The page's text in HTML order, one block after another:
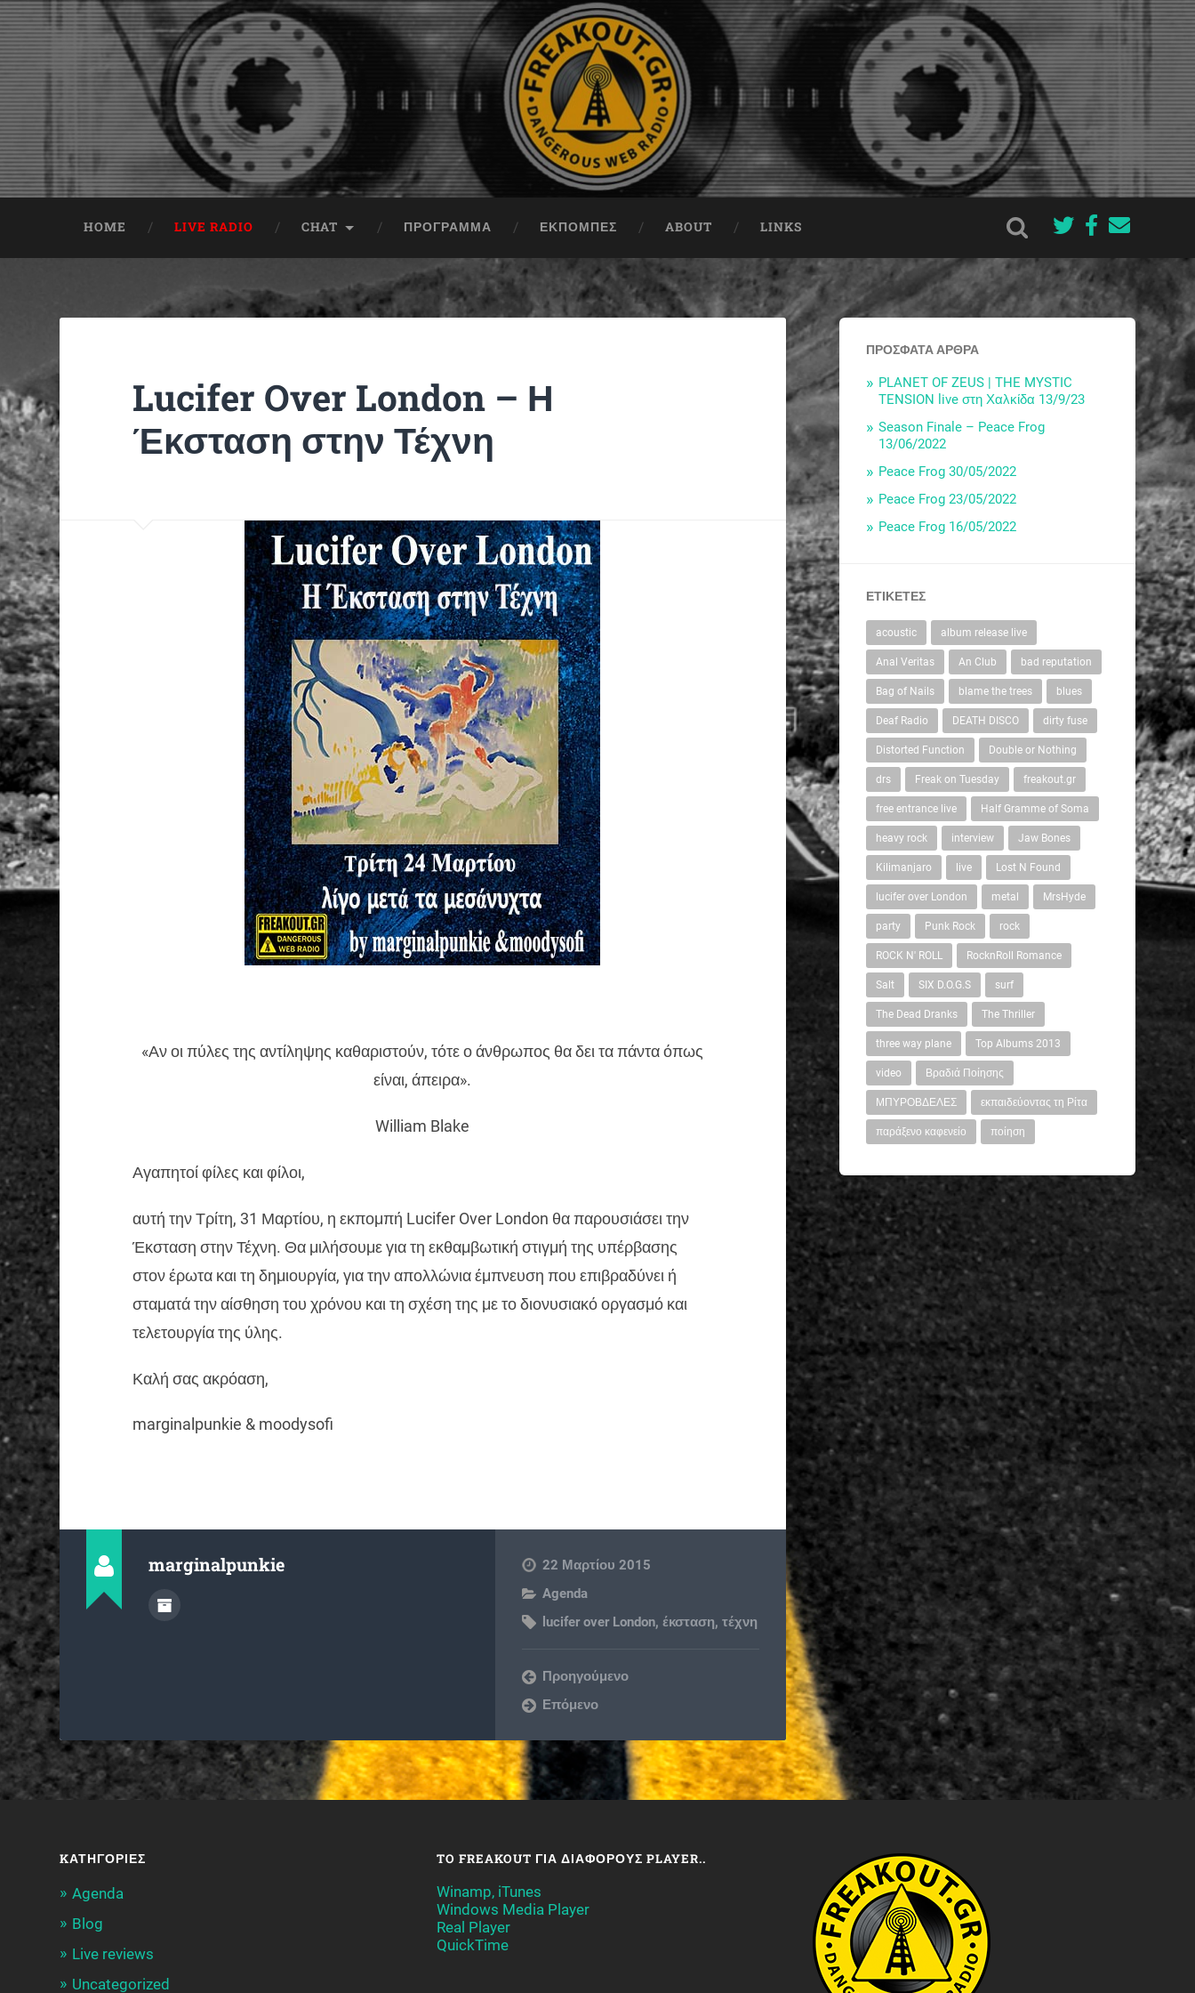
HOME LIVE RADIO CHAT ΠΡΟΓΡΑΜΜΑ ΕΚΠΟΜΠΈΣ ABOUT LINKS
Lucifer Over London – Η
Έκσταση στην Τέχνη
«Αν οι πύλες της αντίληψης καθαριστούν, τότε ο άνθρωπος θα δει τα πάντα όπως
είναι, άπειρα».
William Blake
Αγαπητοί φίλες και φίλοι,
αυτή την Τρίτη, 31 Μαρτίου, η εκπομπή Lucifer Over London θα παρουσιάσει την
Έκσταση στην Τέχνη. Θα μιλήσουμε για τη εκθαμβωτική στιγμή της υπέρβασης
στον έρωτα και τη δημιουργία, για την απολλώνια έμπνευση που επιβραδύνει ή
σταματά την αίσθηση του χρόνου και τη σχέση της με το διονυσιακό οργασμό και
τελετουργία της ύλης.
Καλή σας ακρόαση,
marginalpunkie & moodysofi
marginalpunkie
22 Μαρτίου 2015
Agenda
lucifer over London,έκσταση,τέχνη
Προηγούμενο
Επόμενο
ΠΡΌΣΦΑΤΑ ΆΡΘΡΑ
PLANET OF ZEUS | THE MYSTIC
TENSION live στη Χαλκίδα 13/9/23
Season Finale – Peace Frog
13/06/2022
Peace Frog 30/05/2022
Peace Frog 23/05/2022
Peace Frog 16/05/2022
ΕΤΙΚΈΤΕΣ
acoustic album release live
Anal Veritas An Club bad reputation
Bag of Nails blame the trees blues
Deaf Radio DEATH DISCO dirty fuse
Distorted Function Double or Nothing
drs Freak on Tuesday freakout.gr
free entrance live Half Gramme of Soma
heavy rock interview Jaw Bones
Kilimanjaro live Lost N Found
lucifer over London metal MrsHyde
party Punk Rock rock
ROCK N' ROLL RocknRoll Romance
Salt SIX D.O.G.S surf
The Dead Dranks The Thriller
three way plane Top Albums 2013
video Βραδιά Ποίησης
ΜΠΥΡΟΒΔΕΛΕΣ εκπαιδεύοντας τη Ρίτα
παράξενο καφενείο ποίηση
KΑΤΗΓΟΡΊΕΣ
Agenda
Blog
Live reviews
Uncategorized
TO FREAKOUT ΓΙΑ ΔΙΆΦΟΡΟΥΣ PLAYER..
Winamp, iTunes
Windows Media Player
Real Player
QuickTime